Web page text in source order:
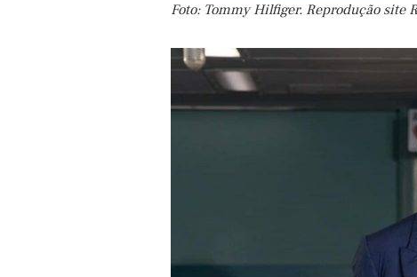
Foto: Tommy Hilfiger. Reprodução site